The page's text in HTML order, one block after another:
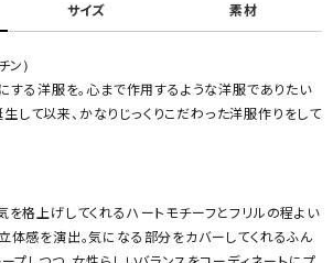
サイズ 素材
ン)
する洋服を。心まで作用するような洋服でありたい
て以来、かなりじっくりこだわった洋服作りをして
を格上げしてくれるハートモチーフとフリルの程よい
体感を演出。気になる部分をカバーしてくれるふん